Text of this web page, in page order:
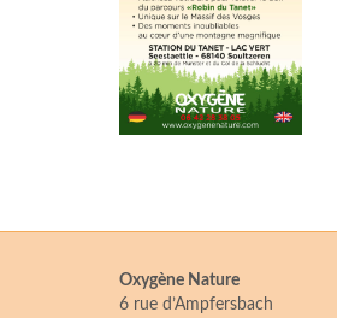
Oxygène Nature
6 rue d’Ampfersbach